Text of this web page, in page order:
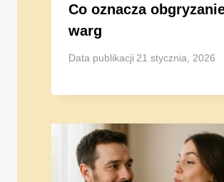
Co oznacza
warg
Data publikacji 21 stycznia, 2026